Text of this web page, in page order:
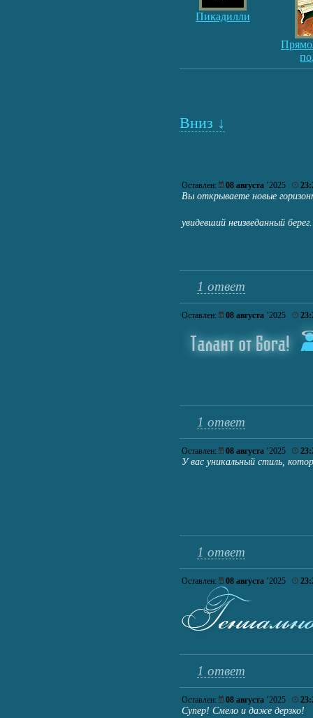
Пикадилли
Вниз ↓
Оставлен: 08 августа ’2025
Вы открываете новые
увидевший неизведанный
1 ответ
Оставлен: 08 августа ’2025
1 ответ
Оставлен: 08 августа ’2025
У вас уникальный стиль,
1 ответ
Оставлен: 08 августа ’2025
1 ответ
Оставлен: 08 августа ’2025
Супер! Смело и даже дерзко!